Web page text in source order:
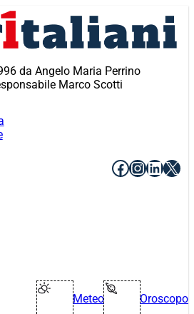
da Angelo Maria Perrino
Marco Scotti
Facebook
X
Meteo Oroscopo